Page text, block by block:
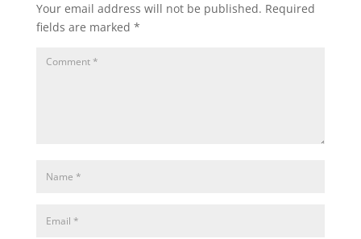
Your email address will not be published. Required
fields are marked *